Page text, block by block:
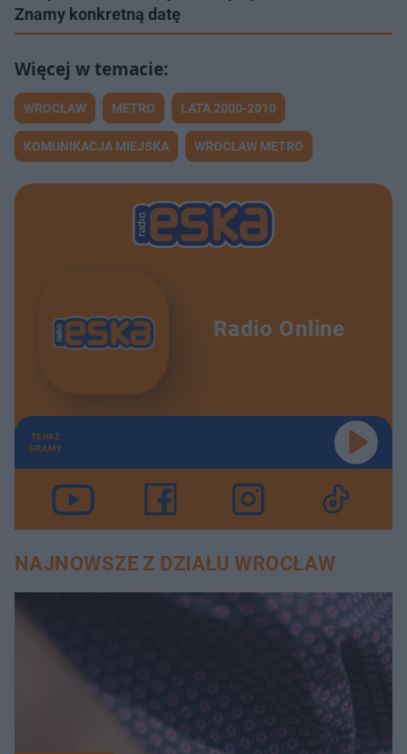
Znamy konkretną datę
WROCŁAW METRO LATA 2000-2010
KOMUNIKACJA MIEJSKA WROCŁAW METRO
Radio Online
TERAZ
GRAMY
NAJNOWSZE Z DZIAŁU WROCŁAW